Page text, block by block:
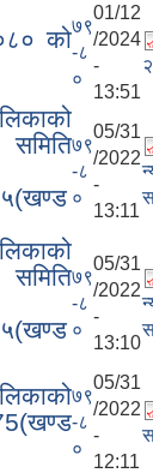
को७९
-८
०
01/12
/2024
-
13:51
७९
-८
०
05/31
/2022
-
13:11
७९
-८
०
05/31
/2022
-
13:10
७९
-८
०
05/31
/2022
-
12:11